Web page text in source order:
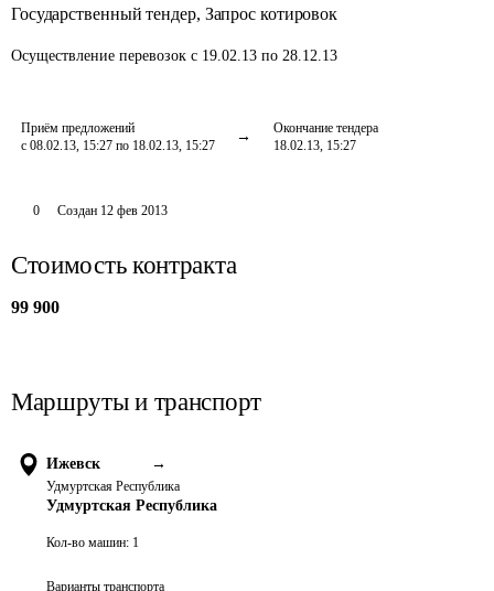
Государственный тендер, Запрос котировок
Осуществление перевозок с 19.02.13 по 28.12.13
Приём предложений
с 08.02.13, 15:27 по 18.02.13, 15:27
Окончание тендера
18.02.13, 15:27
0 Создан 12 фев 2013
Стоимость контракта
99 900
Маршруты и транспорт
Ижевск →
Удмуртская Республика
Удмуртская Республика
Кол-во машин: 1
Варианты транспорта